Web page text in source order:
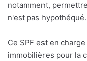
notamment,
n'est pas hypothéqué.
Ce SPF est en
immobilières pour la